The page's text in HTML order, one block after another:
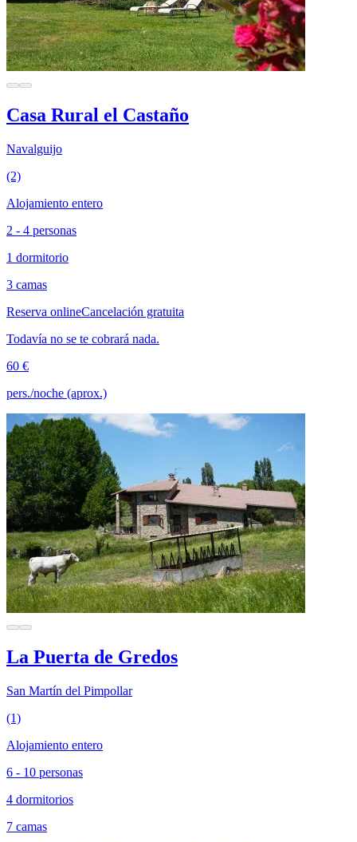
Casa Rural el Castaño
Navalguijo
(2)
Alojamiento entero
2 - 4 personas
1 dormitorio
3 camas
Reserva onlineCancelación gratuita
Todavía no se te cobrará nada.
60 €
pers./noche (aprox.)
La Puerta de Gredos
San Martín del Pimpollar
(1)
Alojamiento entero
6 - 10 personas
4 dormitorios
7 camas